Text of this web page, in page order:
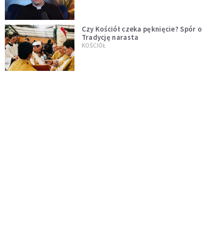
Czy Kościół czeka pęknięcie? Spór o
Tradycję narasta
KOŚCIÓŁ